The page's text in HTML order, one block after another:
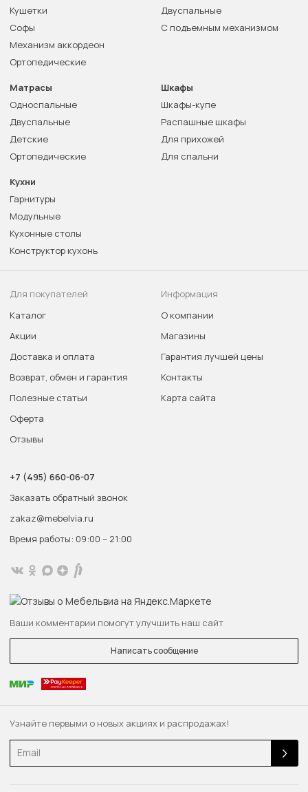
Узнайте первыми о новых акциях и распродажах!
Email
Кушетки
Софы
Механизм аккордеон
Ортопедические
Двуспальные
С подъемным механизмом
Матрасы
Односпальные
Двуспальные
Детские
Ортопедические
Шкафы
Шкафы-купе
Распашные шкафы
Для прихожей
Для спальни
Кухни
Гарнитуры
Модульные
Кухонные столы
Конструктор кухонь
Для покупателей
Каталог
Акции
Доставка и оплата
Возврат, обмен и гарантия
Полезные статьи
Оферта
Отзывы
Информация
О компании
Магазины
Гарантия лучшей цены
Контакты
Карта сайта
+7 (495) 660-06-07
Заказать обратный звонок
zakaz@mebelvia.ru
Время работы: 09:00 – 21:00
Ваши комментарии помогут улучшить наш сайт
Написать сообщение